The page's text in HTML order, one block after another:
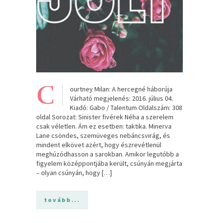
C
ourtney Milan: A hercegné háborúja
Várható megjelenés: 2016. július 04.
Kiadó: Gabo / Talentum Oldalszám: 308
oldal Sorozat: Sinister fivérek Néha a szerelem
csak véletlen. Ám ez esetben: taktika. Minerva
Lane csöndes, szemüveges nebáncsvirág, és
mindent elkövet azért, hogy észrevétlenül
meghúzódhasson a sarokban. Amikor legutóbb a
figyelem középpontjába került, csúnyán megjárta
– olyan csúnyán, hogy […]
tovább...